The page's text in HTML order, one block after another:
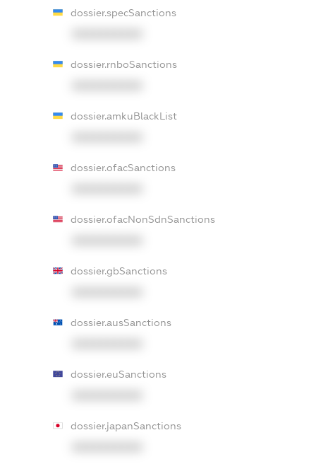
dossier.specSanctions
dossier.rnboSanctions
dossier.amkuBlackList
dossier.ofacSanctions
dossier.ofacNonSdnSanctions
dossier.gbSanctions
dossier.ausSanctions
dossier.euSanctions
dossier.japanSanctions